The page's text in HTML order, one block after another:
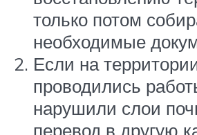
только потом
необходимые
Если на
проводились
нарушили слои
перевод в другую